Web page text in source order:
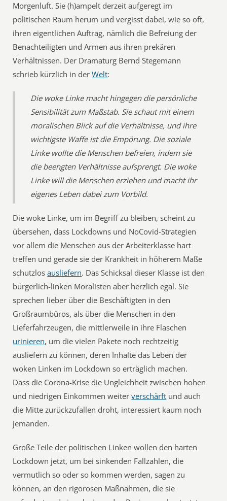
Morgenluft. Sie (h)ampelt derzeit aufgeregt im
politischen Raum herum und vergisst dabei, wie so oft,
ihren eigentlichen Auftrag, nämlich die Befreiung der
Benachteiligten und Armen aus ihren prekären
Verhältnissen. Der Dramaturg Bernd Stegemann
schrieb kürzlich in derWelt:
Die woke Linke macht hingegen die persönliche
Sensibilität zum Maßstab. Sie schaut mit einem
moralischen Blick auf die Verhältnisse, und ihre
wichtigste Waffe ist die Empörung. Die soziale
Linke wollte die Menschen befreien, indem sie
die beengten Verhältnisse aufsprengt. Die woke
Linke will die Menschen erziehen und macht ihr
eigenes Leben dabei zum Vorbild.
Die woke Linke, um im Begriff zu bleiben, scheint zu
übersehen, dass Lockdowns und NoCovid-Strategien
vor allem die Menschen aus der Arbeiterklasse hart
treffen und gerade sie der Krankheit in höherem Maße
schutzlosausliefern. Das Schicksal dieser Klasse ist den
bürgerlich-linken Moralisten aber herzlich egal. Sie
sprechen lieber über die Beschäftigten in den
Großraumbüros, als über die Menschen in den
Lieferfahrzeugen, die mittlerweile in ihre Flaschen
urinieren, um die vielen Pakete noch rechtzeitig
ausliefern zu können, deren Inhalte das Leben der
woken Linken im Lockdown so erträglich machen.
Dass die Corona-Krise die Ungleichheit zwischen hohen
und niedrigen Einkommen weiterverschärft und auch
die Mitte zurückzufallen droht, interessiert kaum noch
jemanden.
Große Teile der politischen Linken wollen den harten
Lockdown jetzt, um bei sinkenden Fallzahlen, die
vermutlich so oder so kommen werden, sagen zu
können, an den rigorosen Maßnahmen, die sie